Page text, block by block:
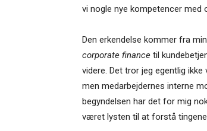
vi nogle nye kompetencer
Den erkendelse kommer fra
corporate finance til
videre. Det tror jeg egentlig
men medarbejdernes interne
begyndelsen har det for mig
været lysten til at forstå